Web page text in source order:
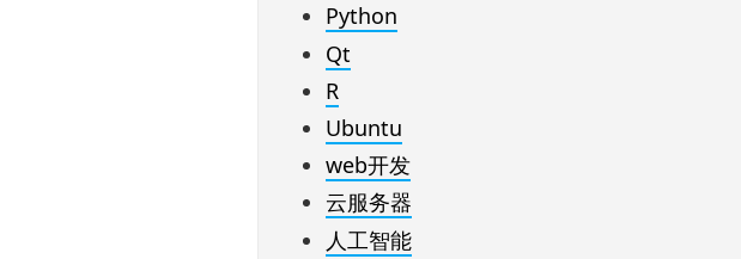
Python
Qt
R
Ubuntu
web开发
云服务器
人工智能